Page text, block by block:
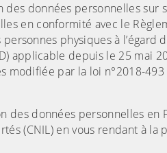
données personnelles sur
en conformité avec le
physiques à l’égard
applicable depuis le 25 mai
modifiée par la loi n°2018-
données personnelles en
(CNIL) en vous rendant à la